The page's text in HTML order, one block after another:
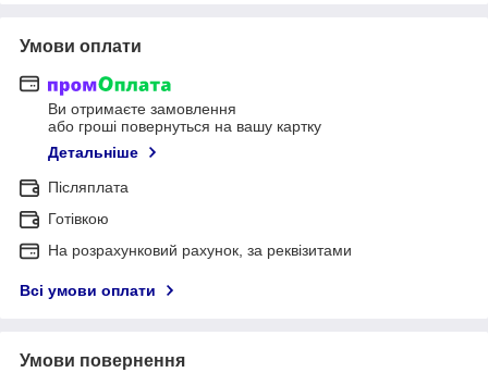
Умови оплати
Ви отримаєте замовлення
або гроші повернуться на вашу картку
Детальніше
Післяплата
Готівкою
На розрахунковий рахунок, за реквізитами
Всі умови оплати
Умови повернення